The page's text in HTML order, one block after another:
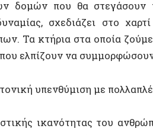
χώρο, δυνητικά, ένα
μεν παγώνει στον χώρο μια
την αρχιτεκτονική προέκταση
.
οποίες φτιάχνονται οι